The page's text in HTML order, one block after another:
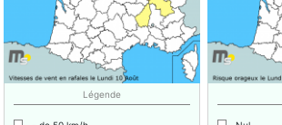
Légende